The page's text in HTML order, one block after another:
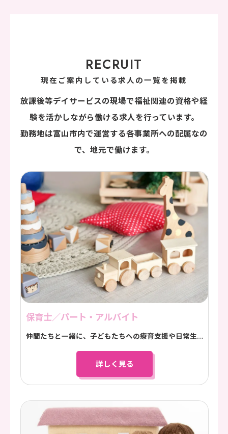
現在ご案内している求人の一覧を掲載
RECRUIT
放課後等デイサービスの現場で福祉関連の資格や経
験を活かしながら働ける求人を行っています。
勤務地は富山市内で運営する各事業所への配属なの
で、地元で働けます。
保育士／パート・アルバイト
仲間たちと一緒に、子どもたちへの療育支援や日常生活のサポート、プログラム活動に取り組んでいただきます。
詳しく見る